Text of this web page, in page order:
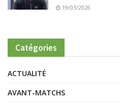
19/03/2026
Catégories
ACTUALITÉ
AVANT-MATCHS